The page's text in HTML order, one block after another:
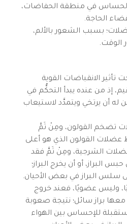
في منطقة الحفاضات،
الحاجة.
بسبب الشعور بالألم،
الوقت.
تأثير الانقباضات القوية
إذ من عنده يبدأ التحكُّم في
له أن يرتخي ويتمدَّد لاستيعاب
تضخم القولون، ومِنْ ثَمَّ
القولون الذي هو أعلى
الشرجية، ومِنْ ثَمَّ فقد
البراز، أو أن يخرج البراز؛
سلس البراز في بعض الأحيان.
وليس عضويًا، فعند خروج
براز سائل؛ نتيجة صعوبة
للإحساس بين الهواء